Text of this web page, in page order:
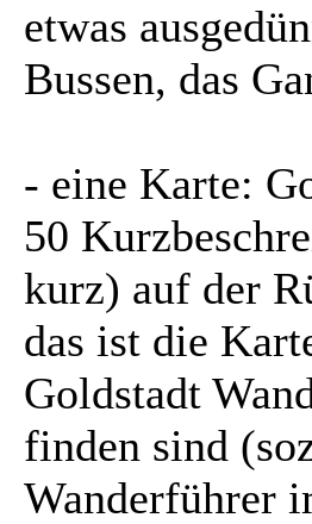
etwas
Bussen, das
- eine Karte:
50
kurz) auf der
das ist die
Goldstadt
finden sind
Wanderführer